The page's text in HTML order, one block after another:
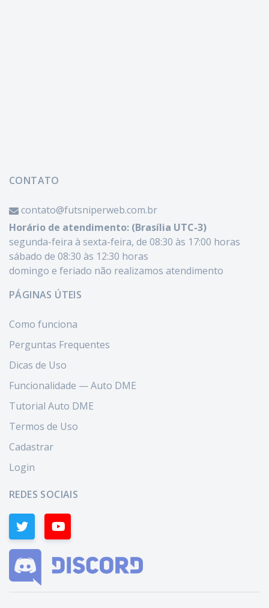
CONTATO
contato@futsniperweb.com.br
Horário de atendimento: (Brasília UTC-3)
segunda-feira à sexta-feira, de 08:30 às 17:00 horas
sábado de 08:30 às 12:30 horas
domingo e feriado não realizamos atendimento
PÁGINAS ÚTEIS
Como funciona
Perguntas Frequentes
Dicas de Uso
Funcionalidade — Auto DME
Tutorial Auto DME
Termos de Uso
Cadastrar
Login
REDES SOCIAIS